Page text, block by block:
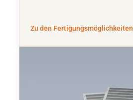
Zu den Fertigungsmöglichkeiten